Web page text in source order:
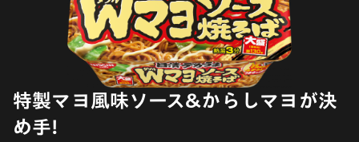
特製マヨ風味ソース&からしマヨが決
め手!